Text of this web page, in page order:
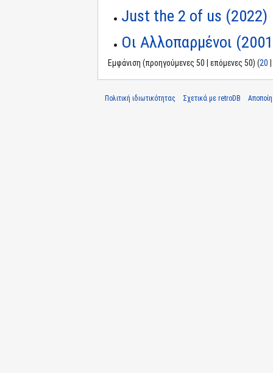
Just the 2 of us (2022)
Οι Αλλοπαρμένοι
Εμφάνιση (προηγούμενες 50 | επόμενες 50) (20
Πολιτική ιδιωτικότητας Σχετικά με retroDB